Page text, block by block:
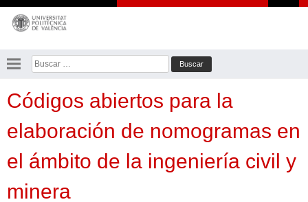
Saltar
contenido
Buscar:
Códigos abiertos para la
elaboración de nomogramas en
el ámbito de la ingeniería civil y
minera